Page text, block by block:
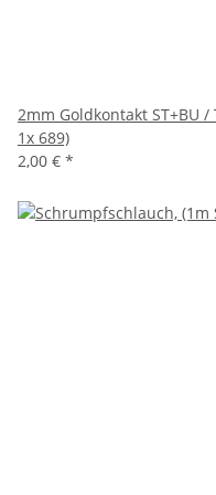
2mm Goldkontakt ST+BU
1x 689)
2,00 € *